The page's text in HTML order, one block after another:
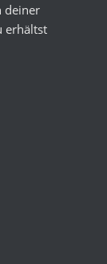
deiner
erhältst